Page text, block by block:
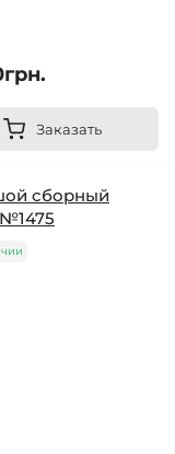
Заказать
сборный